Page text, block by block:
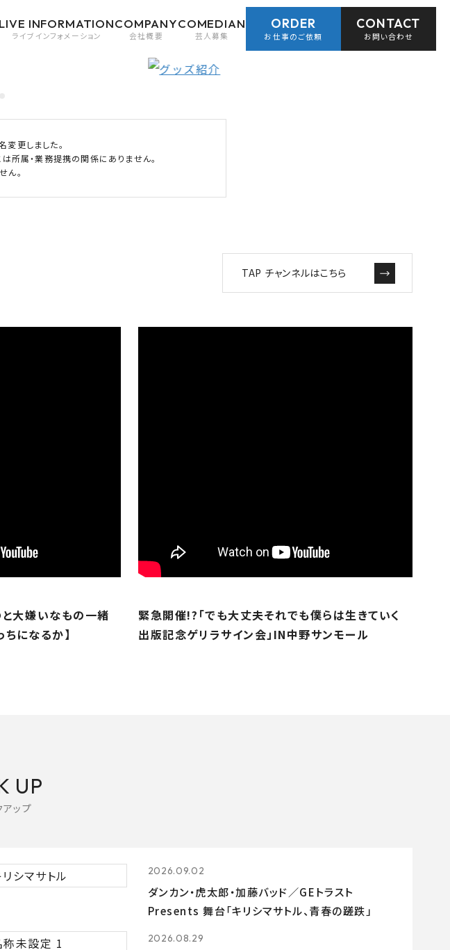
LIVE INFORMATION
ライブインフォメーション
COMPANY
会社概要
COMEDIAN
芸人募集
ORDER
お仕事のご依頼
CONTACT
お問い合わせ
更しました。
所属・業務提携の関係にありません。
ん。
TAP チャンネルはこちら
と大嫌いなもの一緒
になるか】
緊急開催!?「でも大丈夫それでも僕らは生きていく
出版記念ゲリラサイン会」IN中野サンモール
UP
アップ
2026.09.02
ダンカン・虎太郎・加藤バッド／GEトラスト
Presents 舞台「キリシマサトル、青春の蹉跌」
2026.08.29